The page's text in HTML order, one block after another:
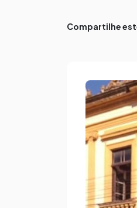
Compartilhe